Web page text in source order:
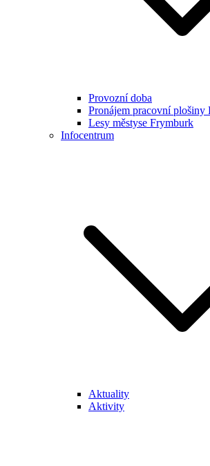
Provozní doba
Pronájem pracovní
Lesy městyse Frymburk
Infocentrum
Aktuality
Aktivity